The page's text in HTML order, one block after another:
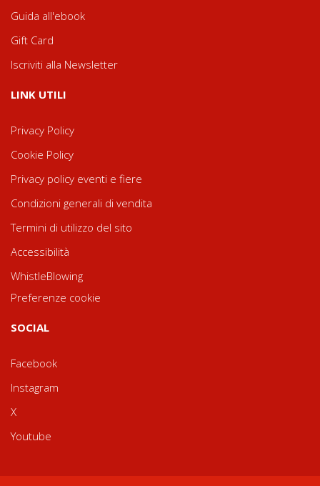
Guida all'ebook
Gift Card
Iscriviti alla Newsletter
LINK UTILI
Privacy Policy
Cookie Policy
Privacy policy eventi e fiere
Condizioni generali di vendita
Termini di utilizzo del sito
Accessibilità
WhistleBlowing
Preferenze cookie
SOCIAL
Facebook
Instagram
X
Youtube